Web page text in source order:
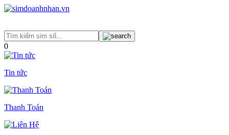
0
Tin tức
Thanh Toán